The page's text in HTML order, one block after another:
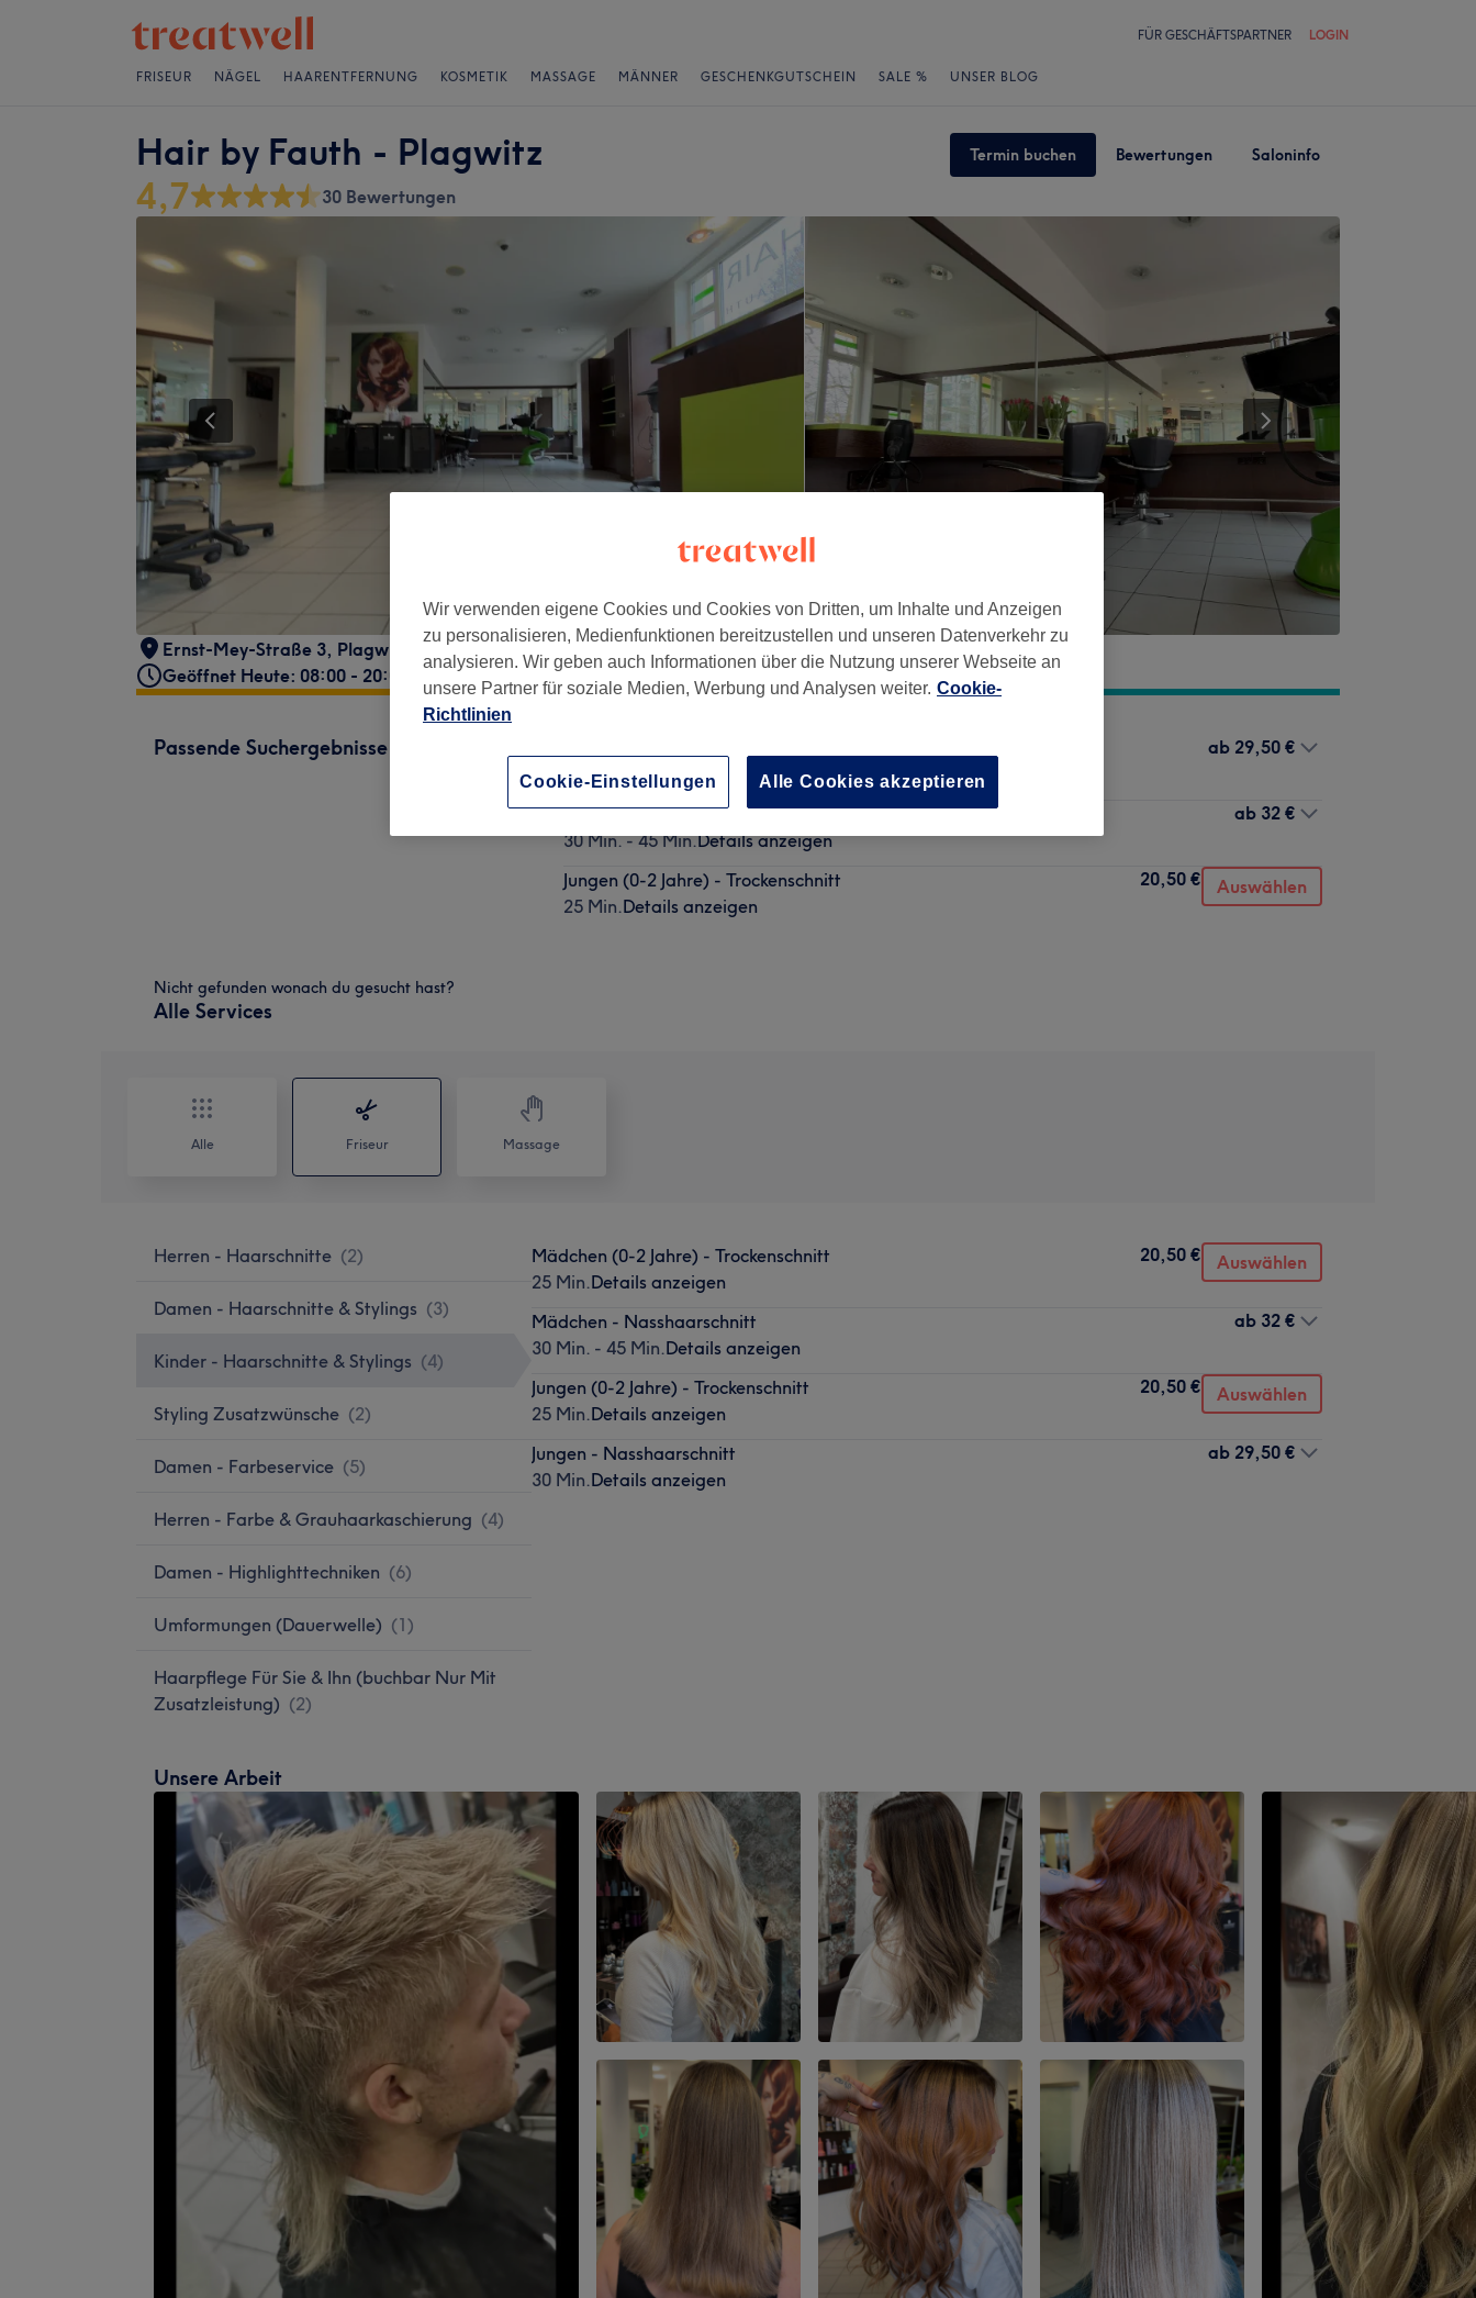
FÜR GESCHÄFTSPARTNER LOGIN
FRISEUR NÄGEL HAARENTFERNUNG KOSMETIK MASSAGE MÄNNER GESCHENKGUTSCHEIN SALE % UNSER BLOG
Hair by Fauth - Plagwitz Termin buchen Bewertungen Saloninfo
4,7 30 Bewertungen
Ernst-Mey-Straße 3, Plagwitz Leipzig, 04229
Geöffnet Heute: 08:00 - 20:00
Passende Suchergebnisse
30 Min.Details anzeigen
ab 29,50 €
Mädchen - Nasshaarschnitt
30 Min. - 45 Min.Details anzeigen
ab 32 €
Jungen (0-2 Jahre) - Trockenschnitt
25 Min.Details anzeigen
20,50 € Auswählen
Nicht gefunden wonach du gesucht hast?
Alle Services
Alle Friseur Massage
Herren - Haarschnitte (2)
Damen - Haarschnitte & Stylings (3)
Kinder - Haarschnitte & Stylings (4)
Styling Zusatzwünsche (2)
Damen - Farbeservice (5)
Herren - Farbe & Grauhaarkaschierung (4)
Damen - Highlighttechniken (6)
Umformungen (Dauerwelle) (1)
Haarpflege Für Sie & Ihn (buchbar Nur Mit
Zusatzleistung) (2)
Mädchen (0-2 Jahre) - Trockenschnitt
25 Min.Details anzeigen
20,50 € Auswählen
Mädchen - Nasshaarschnitt
30 Min. - 45 Min.Details anzeigen
ab 32 €
Jungen (0-2 Jahre) - Trockenschnitt
25 Min.Details anzeigen
20,50 € Auswählen
Jungen - Nasshaarschnitt
30 Min.Details anzeigen
ab 29,50 €
Unsere Arbeit
Wir verwenden eigene Cookies und Cookies von Dritten, um Inhalte und Anzeigen
zu personalisieren, Medienfunktionen bereitzustellen und unseren Datenverkehr zu
analysieren. Wir geben auch Informationen über die Nutzung unserer Webseite an
unsere Partner für soziale Medien, Werbung und Analysen weiter. Cookie-
Richtlinien
Cookie-Einstellungen Alle Cookies akzeptieren